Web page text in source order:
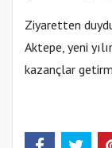
Ziyaretten
Aktepe, yeni
kazançlar